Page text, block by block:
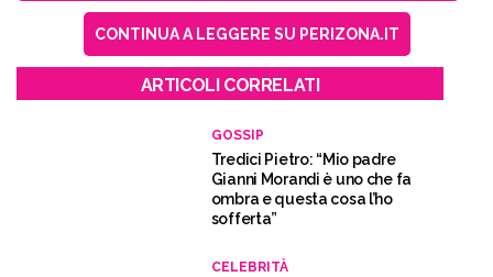
CONTINUA A LEGGERE SU PERIZONA.IT
ARTICOLI CORRELATI
GOSSIP
Tredici Pietro: “Mio padre
Gianni Morandi è uno che fa
ombra e questa cosa l’ho
sofferta”
CELEBRITÀ